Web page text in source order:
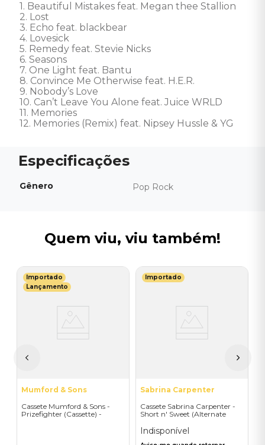
1. Beautiful Mistakes feat. Megan thee Stallion
2. Lost
3. Echo feat. blackbear
4. Lovesick
5. Remedy feat. Stevie Nicks
6. Seasons
7. One Light feat. Bantu
8. Convince Me Otherwise feat. H.E.R.
9. Nobody’s Love
10. Can’t Leave You Alone feat. Juice WRLD
11. Memories
12. Memories (Remix) feat. Nipsey Hussle & YG
Gênero Pop Rock
Quem viu, viu também!
Importado
Lançamento
Mumford & Sons
Cassete Mumford & Sons -
Prizefighter (Cassette) -
Importado
Sabrina Carpenter
Cassete Sabrina Carpenter -
Short n' Sweet (Alternate
Edition) - Importado
Indisponível